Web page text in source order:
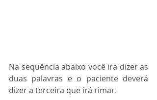
Na sequência abaixo você irá dizer as
duas palavras e o paciente deverá
dizer a terceira que irá rimar.